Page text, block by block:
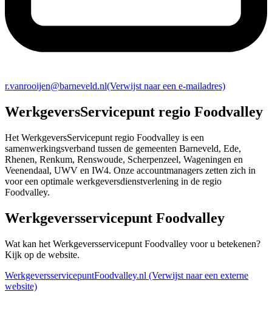
r.vanrooijen@barneveld.nl(Verwijst naar een e-mailadres)
WerkgeversServicepunt regio Foodvalley
Het WerkgeversServicepunt regio Foodvalley is een
samenwerkingsverband tussen de gemeenten Barneveld, Ede,
Rhenen, Renkum, Renswoude, Scherpenzeel, Wageningen en
Veenendaal, UWV en IW4. Onze accountmanagers zetten zich in
voor een optimale werkgeversdienstverlening in de regio
Foodvalley.
Werkgeversservicepunt Foodvalley
Wat kan het Werkgeversservicepunt Foodvalley voor u betekenen?
Kijk op de website.
WerkgeversservicepuntFoodvalley.nl (Verwijst naar een externe
website)